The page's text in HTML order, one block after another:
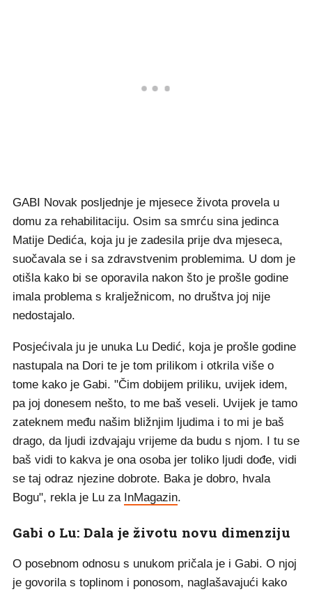
GABI Novak posljednje je mjesece života provela u
domu za rehabilitaciju. Osim sa smrću sina jedinca
Matije Dedića, koja ju je zadesila prije dva mjeseca,
suočavala se i sa zdravstvenim problemima. U dom je
otišla kako bi se oporavila nakon što je prošle godine
imala problema s kralježnicom, no društva joj nije
nedostajalo.
Posjećivala ju je unuka Lu Dedić, koja je prošle godine
nastupala na Dori te je tom prilikom i otkrila više o
tome kako je Gabi. "Čim dobijem priliku, uvijek idem,
pa joj donesem nešto, to me baš veseli. Uvijek je tamo
zateknem među našim bližnjim ljudima i to mi je baš
drago, da ljudi izdvajaju vrijeme da budu s njom. I tu se
baš vidi to kakva je ona osoba jer toliko ljudi dođe, vidi
se taj odraz njezine dobrote. Baka je dobro, hvala
Bogu", rekla je Lu za InMagazin.
Gabi o Lu: Dala je životu novu dimenziju
O posebnom odnosu s unukom pričala je i Gabi. O njoj
je govorila s toplinom i ponosom, naglašavajući kako